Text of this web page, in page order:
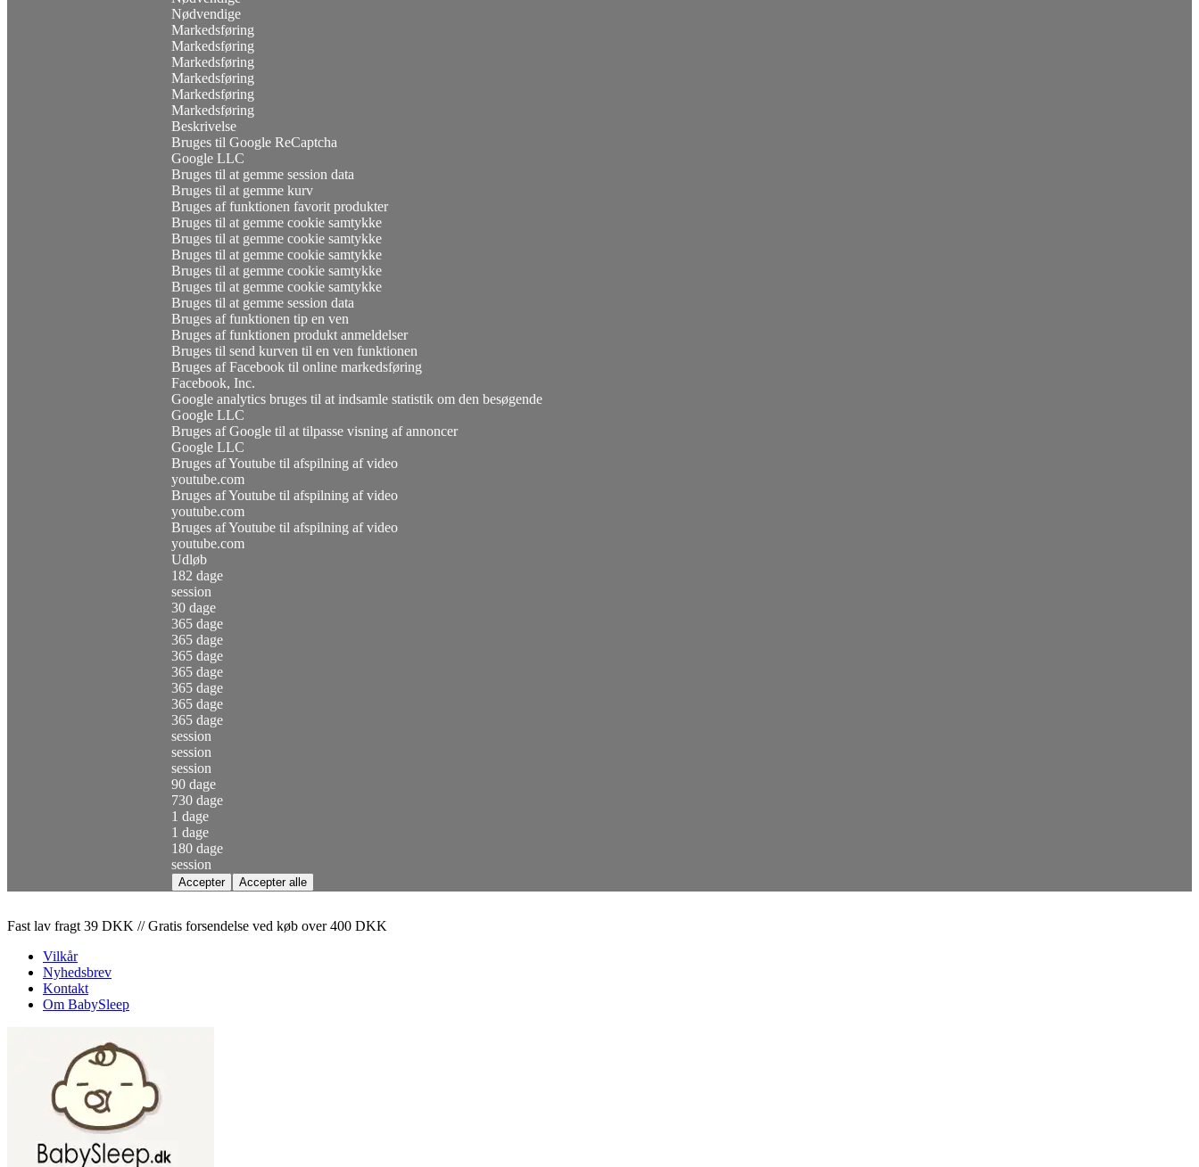
Nødvendige
Markedsføring
Markedsføring
Markedsføring
Markedsføring
Markedsføring
Markedsføring
Beskrivelse
Bruges til Google ReCaptcha
Google LLC
Bruges til at gemme session data
Bruges til at gemme kurv
Bruges af funktionen favorit produkter
Bruges til at gemme cookie samtykke
Bruges til at gemme cookie samtykke
Bruges til at gemme cookie samtykke
Bruges til at gemme cookie samtykke
Bruges til at gemme cookie samtykke
Bruges til at gemme session data
Bruges af funktionen tip en ven
Bruges af funktionen produkt anmeldelser
Bruges til send kurven til en ven funktionen
Bruges af Facebook til online markedsføring
Facebook, Inc.
Google analytics bruges til at indsamle statistik om den besøgende
Google LLC
Bruges af Google til at tilpasse visning af annoncer
Google LLC
Bruges af Youtube til afspilning af video
youtube.com
Bruges af Youtube til afspilning af video
youtube.com
Bruges af Youtube til afspilning af video
youtube.com
Udløb
182 dage
session
30 dage
365 dage
365 dage
365 dage
365 dage
365 dage
365 dage
365 dage
session
session
session
90 dage
730 dage
1 dage
1 dage
180 dage
session
Fast lav fragt 39 DKK // Gratis forsendelse ved køb over 400 DKK
Vilkår
Nyhedsbrev
Kontakt
Om BabySleep